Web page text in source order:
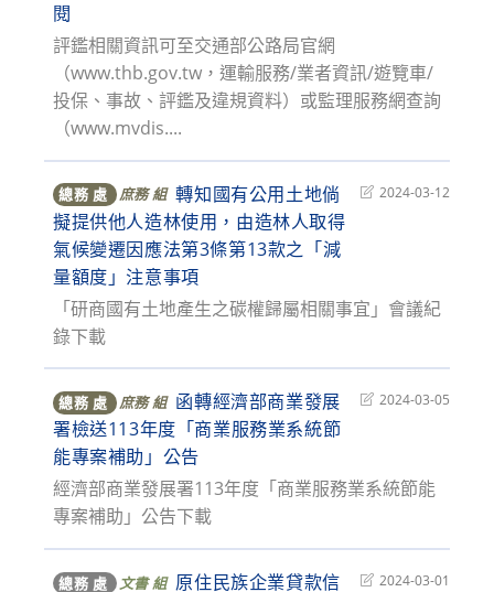
閱
評鑑相關資訊可至交通部公路局官網
（www.thb.gov.tw，運輸服務/業者資訊/遊覽車/
投保、事故、評鑑及違規資料）或監理服務網查詢
（www.mvdis....
總務 處 庶務 組 轉知國有公用土地倘
擬提供他人造林使用，由造林人取得
氣候變遷因應法第3條第13款之「減
量額度」注意事項
Post2024-03-12
「研商國有土地產生之碳權歸屬相關事宜」會議紀
錄下載
總務 處 庶務 組 函轉經濟部商業發展
署檢送113年度「商業服務業系統節
能專案補助」公告
Post2024-03-05
經濟部商業發展署113年度「商業服務業系統節能
專案補助」公告下載
總務 處 文書 組 原住民族企業貸款信
Post2024-03-01